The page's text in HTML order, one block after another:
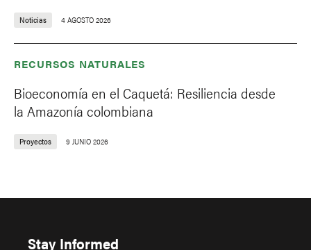
Noticias 4 AGOSTO 2026
RECURSOS NATURALES
Bioeconomía en el Caquetá: Resiliencia desde
la Amazonía colombiana
Proyectos 9 JUNIO 2026
Stay Informed